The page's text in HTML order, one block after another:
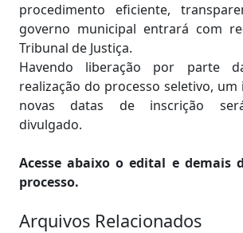
procedimento eficiente,
governo municipal entrará com
Tribunal de Justiça.
Havendo liberação por parte
realização do processo seletivo,
novas datas de inscrição
divulgado.
Acesse abaixo o edital e demais
processo.
Arquivos Relacionados